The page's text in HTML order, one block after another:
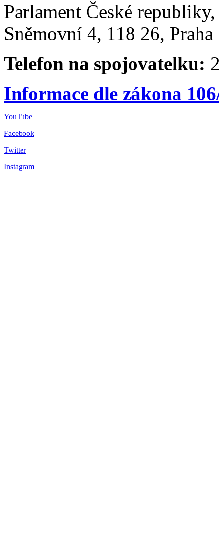
Parlament České
Sněmovní 4, 118 26,
Telefon na spojovatelku:
Informace dle zákona
YouTube
Facebook
Twitter
Instagram